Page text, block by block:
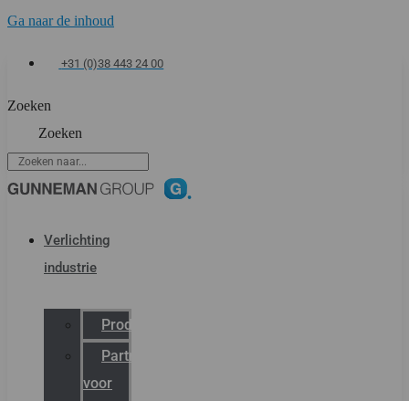
Ga naar de inhoud
+31 (0)38 443 24 00
Zoeken
Zoeken
Verlichting
industrie
Productcatalogus
Partner
voor